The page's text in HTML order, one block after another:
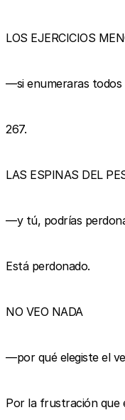
LOS EJERCICIOS
—si enumeraras todos
267.
LAS ESPINAS DEL
—y tú, podrías
Está perdonado.
NO VEO NADA
—por qué elegiste el
Por la frustración que